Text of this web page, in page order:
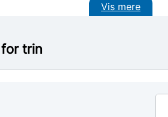
Vis mere
trin